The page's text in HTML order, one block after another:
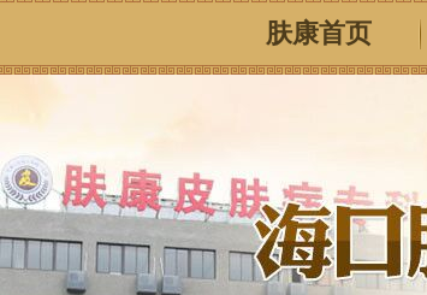
肤康首页